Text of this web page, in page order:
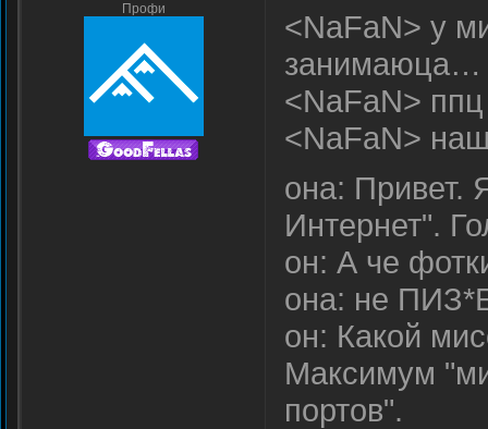
Профи
<NaFaN> у
занимаюца…
<NaFaN>
<NaFaN>
она: Привет.
Интернет".
он: А че
она: не
он: Какой
Максимум
портов".